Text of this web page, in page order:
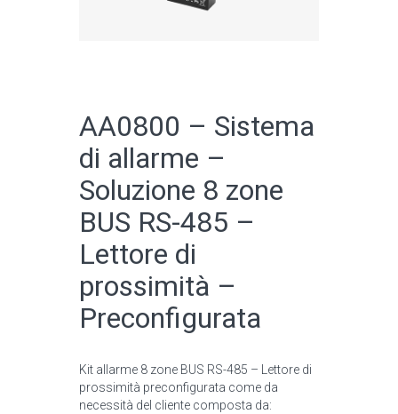
AA0800 – Sistema
di allarme –
Soluzione 8 zone
BUS RS-485 –
Lettore di
prossimità –
Preconfigurata
Kit allarme 8 zone BUS RS-485 – Lettore di
prossimità preconfigurata come da
necessità del cliente composta da: